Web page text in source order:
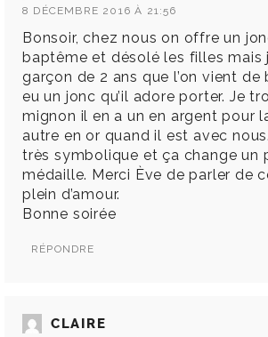
8 DÉCEMBRE 2016 À 21:56
Bonsoir, chez nous on offre un
baptême et désolé les filles mais
garçon de 2 ans que l’on vient
eu un jonc qu’il adore porter. Je
mignon il en a un en argent pour
autre en or quand il est avec
très symbolique et ça change un
médaille. Merci Ève de parler de
plein d’amour.
Bonne soirée
RÉPONDRE
CLAIRE